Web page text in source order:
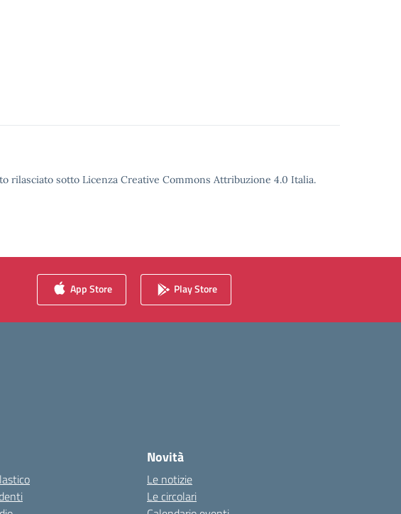
rilasciato sotto Licenza Creative Commons Attribuzione 4.0 Italia.
App Store Play Store
Novità
Le notizie
Le circolari